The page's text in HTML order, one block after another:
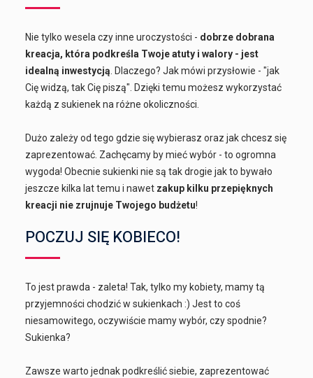
Nie tylko wesela czy inne uroczystości - dobrze dobrana
kreacja, która podkreśla Twoje atuty i walory - jest
idealną inwestycją . Dlaczego? Jak mówi przysłowie - "jak
Cię widzą, tak Cię piszą". Dzięki temu możesz wykorzystać
każdą z sukienek na różne okoliczności.
Dużo zależy od tego gdzie się wybierasz oraz jak chcesz się
zaprezentować. Zachęcamy by mieć wybór - to ogromna
wygoda! Obecnie sukienki nie są tak drogie jak to bywało
jeszcze kilka lat temu i nawet zakup kilku przepięknych
kreacji nie zrujnuje Twojego budżetu!
POCZUJ SIĘ KOBIECO!
To jest prawda - zaleta! Tak, tylko my kobiety, mamy tą
przyjemności chodzić w sukienkach :) Jest to coś
niesamowitego, oczywiście mamy wybór, czy spodnie?
Sukienka?
Zawsze warto jednak podkreślić siebie, zaprezentować